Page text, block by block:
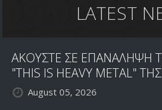
LATEST
ΑΚΟΥΣΤΕ ΣΕ ΕΠΑΝΑΛΗΨΗ
"THIS IS HEAVY METAL"
August 05, 2026